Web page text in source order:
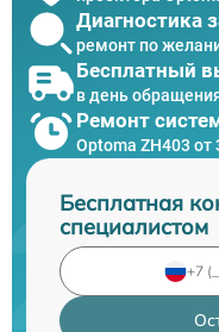
Диагностика
ремонт по
Бесплатный
в день
Ремонт
Optoma ZH403 от
Бесплатная
специалистом